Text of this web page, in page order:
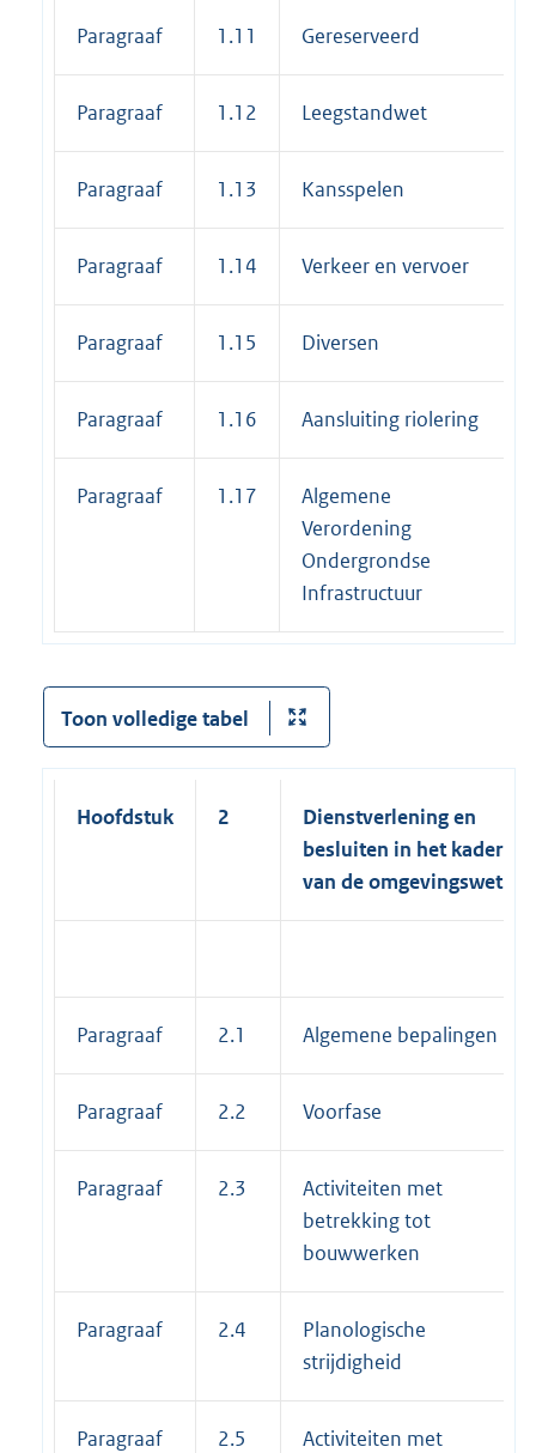
Paragraaf 1.11 Gereserveerd
Paragraaf 1.12 Leegstandwet
Paragraaf 1.13 Kansspelen
Paragraaf 1.14 Verkeer en vervoer
Paragraaf 1.15 Diversen
Paragraaf 1.16 Aansluiting riolering
Paragraaf 1.17
Algemene
Verordening
Ondergrondse
Infrastructuur
Toon volledige tabel
Hoofdstuk 2
Dienstverlening en
besluiten in het kader
van de omgevingswet
Paragraaf 2.1 Algemene bepalingen
Paragraaf 2.2 Voorfase
Paragraaf 2.3
Activiteiten met
betrekking tot
bouwwerken
Paragraaf 2.4
Planologische
strijdigheid
Paragraaf 2.5
Activiteiten met